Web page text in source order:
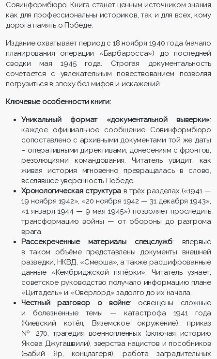
Совинформбюро. Книга станет ценным источником знания
как для профессиональны историков, так и для всех, кому
дорога память о Победе.
Издание охватывает период с 18 ноября 1940 года (начало
планирования операции «Барбаросса») до последней
сводки мая 1945 года. Строгая документальность
сочетается с увлекательным повествованием позволяя
погрузиться в эпоху без мифов и искажений.
Ключевые особенности книги:
Уникальный формат «документальной выверки»:
каждое официальное сообщение Совинформбюро
сопоставлено с архивными документами той же даты
– оперативными директивами, донесениям с фронтов,
резолюциями командования. Читатель увидит, как
живая история мгновенно превращалась в слово,
вселявшее уверенность Победе.
Хронологическая структура в трёх разделах («1941 —
19 ноября 1942», «20 ноября 1942 — 31 декабря 1943»,
«1 января 1944 — 9 мая 1945») позволяет проследить
трансформацию войны — от обороны до разгрома
врага.
Рассекреченные материалы спецслужб: впервые
в таком объёме представлены документы внешней
разведки, НКВД, «Смерша», а также расшифрованные
данные «Кембриджской пятёрки». Читатель узнает,
советское руководство получало информацию плане
«Цитадель» и «Оверлорд» задолго до их начала.
Честный разговор о войне: освещены сложные
и болезненные темы — катастрофа 1941 года
(Киевский котёл, Вяземское окружение), приказ
№ 270, трагедия военнопленных (включая историю
Якова Джугашвили), зверства нацистов и пособников
(Бабий Яр, концлагеря), работа заградительных